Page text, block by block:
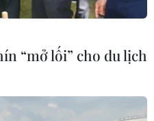
“mở lối” cho du lịch